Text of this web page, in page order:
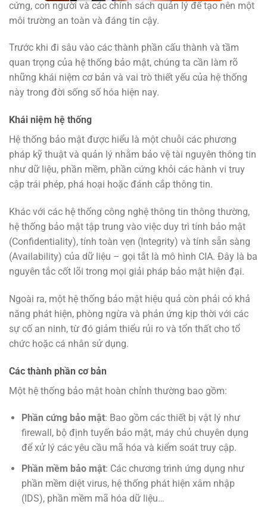
cứng, con người và các chính sách quản lý để tạo nên một
môi trường an toàn và đáng tin cậy.
Trước khi đi sâu vào các thành phần cấu thành và tầm
quan trọng của hệ thống bảo mật, chúng ta cần làm rõ
những khái niệm cơ bản và vai trò thiết yếu của hệ thống
này trong đời sống số hóa hiện nay.
Khái niệm hệ thống
Hệ thống bảo mật được hiểu là một chuỗi các phương
pháp kỹ thuật và quản lý nhằm bảo vệ tài nguyên thông tin
như dữ liệu, phần mềm, phần cứng khỏi các hành vi truy
cập trái phép, phá hoại hoặc đánh cắp thông tin.
Khác với các hệ thống công nghệ thông tin thông thường,
hệ thống bảo mật tập trung vào việc duy trì tính bảo mật
(Confidentiality), tính toàn vẹn (Integrity) và tính sẵn sàng
(Availability) của dữ liệu – gọi tắt là mô hình CIA. Đây là ba
nguyên tắc cốt lõi trong mọi giải pháp bảo mật hiện đại.
Ngoài ra, một hệ thống bảo mật hiệu quả còn phải có khả
năng phát hiện, phòng ngừa và phản ứng kịp thời với các
sự cố an ninh, từ đó giảm thiểu rủi ro và tổn thất cho tổ
chức hoặc cá nhân sử dụng.
Các thành phần cơ bản
Một hệ thống bảo mật hoàn chỉnh thường bao gồm:
Phần cứng bảo mật: Bao gồm các thiết bị vật lý như
firewall, bộ định tuyến bảo mật, máy chủ chuyên dụng
để xử lý các yêu cầu mã hóa và kiểm soát truy cập.
Phần mềm bảo mật: Các chương trình ứng dụng như
phần mềm diệt virus, hệ thống phát hiện xâm nhập
(IDS), phần mềm mã hóa dữ liệu…